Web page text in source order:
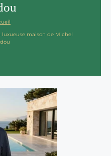
luxueuse maison de Michel